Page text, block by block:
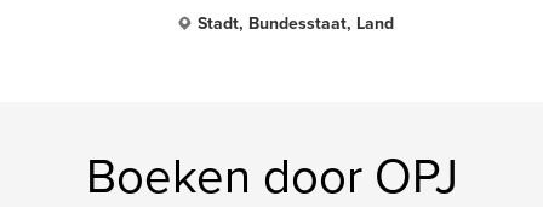
Stadt, Bundesstaat, Land
Boeken door OPJ